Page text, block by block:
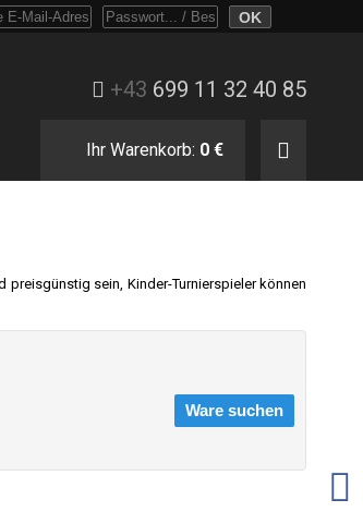
+43 699 11 32 40 85
Ihr Warenkorb: 0 €
preisgünstig sein, Kinder-Turnierspieler können